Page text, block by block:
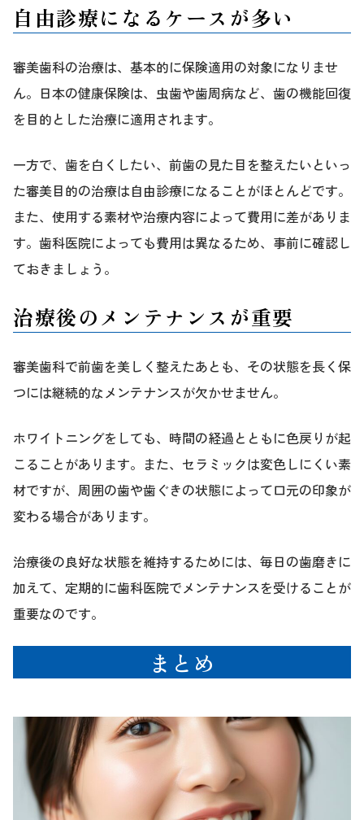
自由診療になるケースが多い
審美歯科の治療は、基本的に保険適用の対象になりませ
ん。日本の健康保険は、虫歯や歯周病など、歯の機能回復
を目的とした治療に適用されます。
一方で、歯を白くしたい、前歯の見た目を整えたいといっ
た審美目的の治療は自由診療になることがほとんどです。
また、使用する素材や治療内容によって費用に差がありま
す。歯科医院によっても費用は異なるため、事前に確認し
ておきましょう。
治療後のメンテナンスが重要
審美歯科で前歯を美しく整えたあとも、その状態を長く保
つには継続的なメンテナンスが欠かせません。
ホワイトニングをしても、時間の経過とともに色戻りが起
こることがあります。また、セラミックは変色しにくい素
材ですが、周囲の歯や歯ぐきの状態によって口元の印象が
変わる場合があります。
治療後の良好な状態を維持するためには、毎日の歯磨きに
加えて、定期的に歯科医院でメンテナンスを受けることが
重要なのです。
まとめ